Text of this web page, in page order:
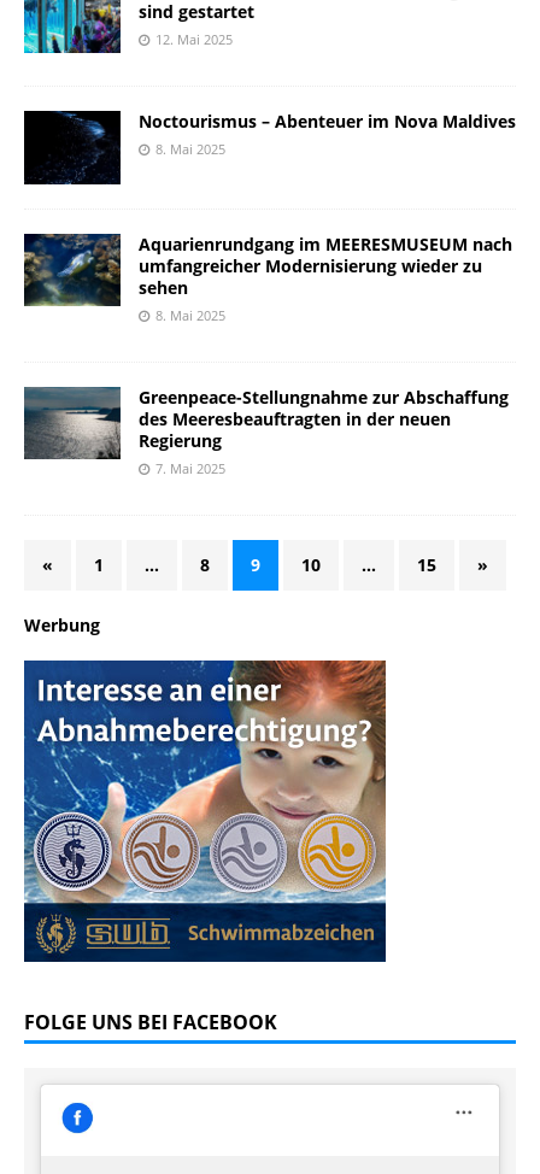
sind gestartet
12. Mai 2025
Noctourismus – Abenteuer im Nova Maldives
8. Mai 2025
Aquarienrundgang im MEERESMUSEUM nach
umfangreicher Modernisierung wieder zu
sehen
8. Mai 2025
Greenpeace-Stellungnahme zur Abschaffung
des Meeresbeauftragten in der neuen
Regierung
7. Mai 2025
« 1 … 8 9 10 … 15 »
Werbung
FOLGE UNS BEI FACEBOOK